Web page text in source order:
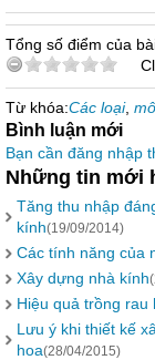
Tổng số điểm của
Từ khóa:Các loại,
Bình luận mới
Bạn cần đăng nhập
Những tin mới
Tăng thu nhập
kính(19/09/2014)
Các tính năng của
Xây dựng nhà kính
Hiệu quả trồng rau
Lưu ý khi thiết kế
hoa(28/04/2015)